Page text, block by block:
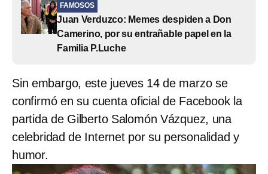
FAMOSOS
Juan Verduzco: Memes despiden a Don
Camerino, por su entrañable papel en la
Familia P.Luche
Sin embargo, este jueves 14 de marzo se
confirmó en su cuenta oficial de Facebook la
partida de Gilberto Salomón Vázquez, una
celebridad de Internet por su personalidad y
humor.